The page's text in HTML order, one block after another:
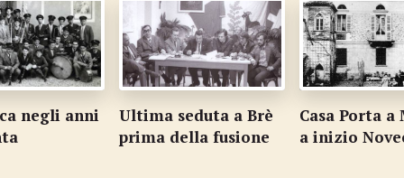
negli anni
Ultima seduta a Brè
prima della fusione
Casa Porta a
a inizio